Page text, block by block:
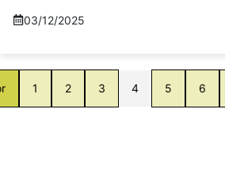
03/12/2025
1 2 3 4 5 6